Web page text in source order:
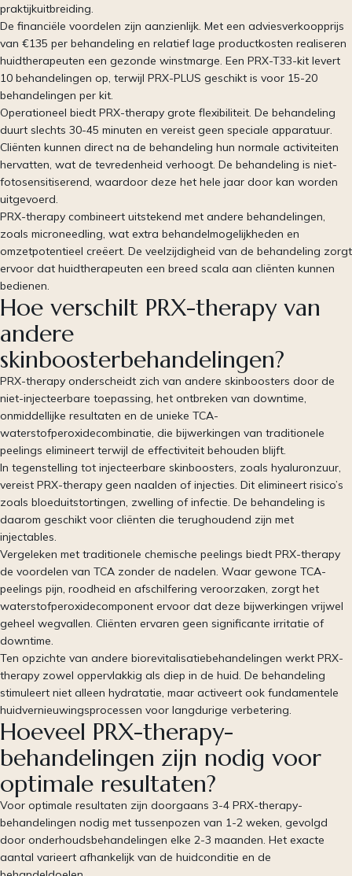
praktijkuitbreiding.
De financiële voordelen zijn aanzienlijk. Met een adviesverkoopprijs
van €135 per behandeling en relatief lage productkosten realiseren
huidtherapeuten een gezonde winstmarge. Een PRX-T33-kit levert
10 behandelingen op, terwijl PRX-PLUS geschikt is voor 15-20
behandelingen per kit.
Operationeel biedt PRX-therapy grote flexibiliteit. De behandeling
duurt slechts 30-45 minuten en vereist geen speciale apparatuur.
Cliënten kunnen direct na de behandeling hun normale activiteiten
hervatten, wat de tevredenheid verhoogt. De behandeling is niet-
fotosensitiserend, waardoor deze het hele jaar door kan worden
uitgevoerd.
PRX-therapy combineert uitstekend met andere behandelingen,
zoals microneedling, wat extra behandelmogelijkheden en
omzetpotentieel creëert. De veelzijdigheid van de behandeling zorgt
ervoor dat huidtherapeuten een breed scala aan cliënten kunnen
bedienen.
Hoe verschilt PRX-therapy van
andere
skinboosterbehandelingen?
PRX-therapy onderscheidt zich van andere skinboosters door de
niet-injecteerbare toepassing, het ontbreken van downtime,
onmiddellijke resultaten en de unieke TCA-
waterstofperoxidecombinatie, die bijwerkingen van traditionele
peelings elimineert terwijl de effectiviteit behouden blijft.
In tegenstelling tot injecteerbare skinboosters, zoals hyaluronzuur,
vereist PRX-therapy geen naalden of injecties. Dit elimineert risico’s
zoals bloeduitstortingen, zwelling of infectie. De behandeling is
daarom geschikt voor cliënten die terughoudend zijn met
injectables.
Vergeleken met traditionele chemische peelings biedt PRX-therapy
de voordelen van TCA zonder de nadelen. Waar gewone TCA-
peelings pijn, roodheid en afschilfering veroorzaken, zorgt het
waterstofperoxidecomponent ervoor dat deze bijwerkingen vrijwel
geheel wegvallen. Cliënten ervaren geen significante irritatie of
downtime.
Ten opzichte van andere biorevitalisatiebehandelingen werkt PRX-
therapy zowel oppervlakkig als diep in de huid. De behandeling
stimuleert niet alleen hydratatie, maar activeert ook fundamentele
huidvernieuwingsprocessen voor langdurige verbetering.
Hoeveel PRX-therapy-
behandelingen zijn nodig voor
optimale resultaten?
Voor optimale resultaten zijn doorgaans 3-4 PRX-therapy-
behandelingen nodig met tussenpozen van 1-2 weken, gevolgd
door onderhoudsbehandelingen elke 2-3 maanden. Het exacte
aantal varieert afhankelijk van de huidconditie en de